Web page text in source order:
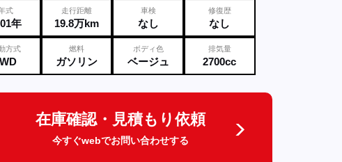
式
年
走行距離
19.8万km
車検
なし
修復歴
なし
方式 燃料
ガソリン
ボディ色
ベージュ
排気量
2700cc
在庫確認・見積もり依頼
今すぐwebでお問い合わせする